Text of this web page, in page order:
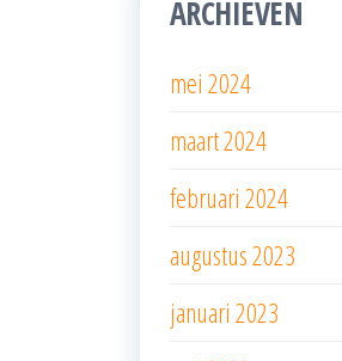
ARCHIEVEN
mei 2024
maart 2024
februari 2024
augustus 2023
januari 2023